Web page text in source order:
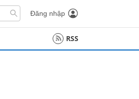
Đăng nhập
RSS